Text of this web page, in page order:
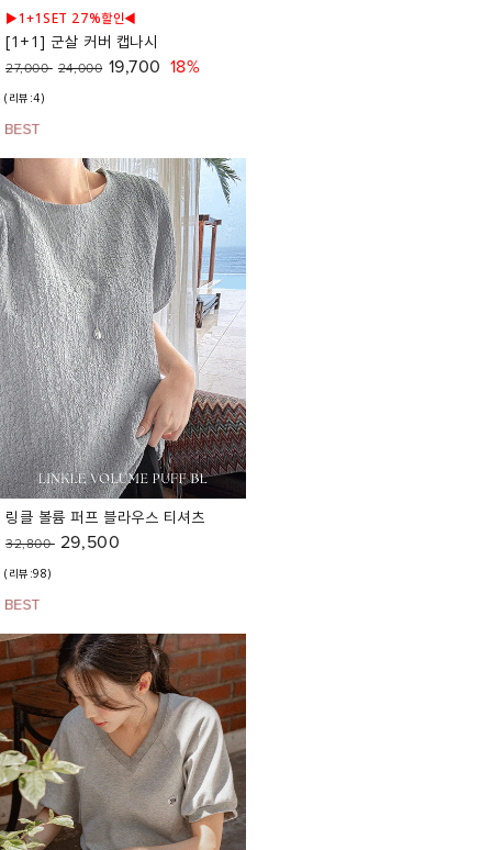
▶1+1SET 27%할인◀
[1+1] 군살 커버 캡나시
27,000 24,000 19,700 18%
(리뷰:4)
링클 볼륨 퍼프 블라우스 티셔츠
32,800 29,500
(리뷰:98)